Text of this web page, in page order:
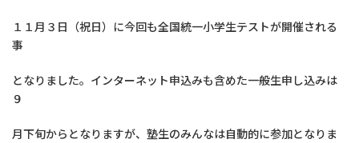
１１月３日（祝日）に今回も全国統一小学生テストが開催される
事
となりました。インターネット申込みも含めた一般生申し込みは
９
月下旬からとなりますが、塾生のみんなは自動的に参加となりま